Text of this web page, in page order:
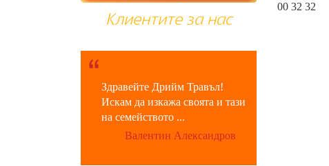
Клиентите за нас
Здравейте Дрийм Травъл!
Искам да изкажа своята и тази
на семейството ...
Валентин Александров
00 32 32